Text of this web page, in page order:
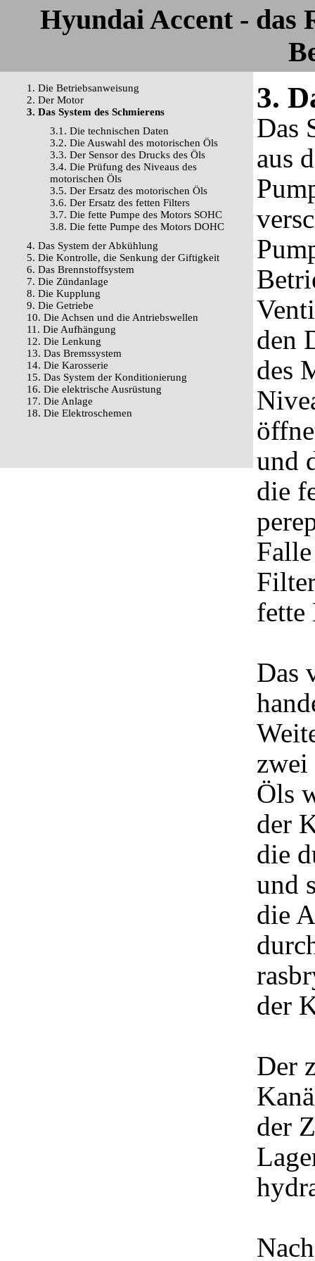
Hyundai Accent - das
1. Die Betriebsanweisung
2. Der Motor
3. Das System des Schmierens
3.1. Die technischen Daten
3.2. Die Auswahl des motorischen Öls
3.3. Der Sensor des Drucks des Öls
3.4. Die Prüfung des Niveaus des
motorischen Öls
3.5. Der Ersatz des motorischen Öls
3.6. Der Ersatz des fetten Filters
3.7. Die fette Pumpe des Motors SOHC
3.8. Die fette Pumpe des Motors DOHC
4. Das System der Abkühlung
5. Die Kontrolle, die Senkung der Giftigkeit
6. Das Brennstoffsystem
7. Die Zündanlage
8. Die Kupplung
9. Die Getriebe
10. Die Achsen und die Antriebswellen
11. Die Aufhängung
12. Die Lenkung
13. Das Bremssystem
14. Die Karosserie
15. Das System der Konditionierung
16. Die elektrische Ausrüstung
17. Die Anlage
18. Die Elektroschemen
3.
Das
aus
den
des
und
die
fette
Das
zwei
Öls
der
die
und
die
der
Der
der